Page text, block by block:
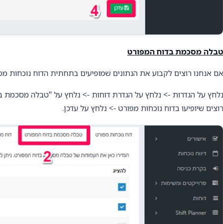
טבלה מסכמת בדוח המפורט
אם אנחנו רוצים לקבוע את הנתונים שמופיעים בתחתית הדוח נוכחות
נלחץ על הגדרות -> נלחץ על הגדרת דוחות -> נלחץ על "טבלה
רוצים שיופיעו בדוח נוכחות מפורט -> נלחץ על עדכן.